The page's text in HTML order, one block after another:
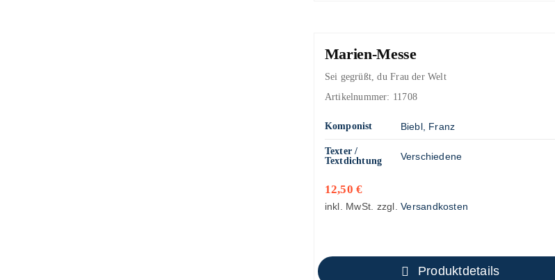
Marien-Messe
Sei gegrüßt, du Frau der Welt
Artikelnummer: 11708
Komponist Biebl, Franz
Texter /
Textdichtung
Verschiedene
12,50€
inkl. MwSt. zzgl.Versandkosten
Produktdetails